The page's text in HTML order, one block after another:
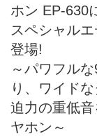
ホン EP-630
スペシャル
登場!
～パワフル
り、ワイド
迫力の重低
ヤホン～